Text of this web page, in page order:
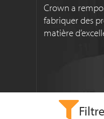
Crown a
fabriquer des
matière
Filtre